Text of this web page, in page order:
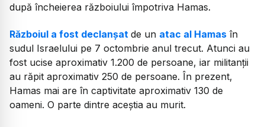
după încheierea războiului împotriva Hamas.
Războiul a fost declanșat de un atac al Hamas în
sudul Israelului pe 7 octombrie anul trecut. Atunci au
fost ucise aproximativ 1.200 de persoane, iar militanții
au răpit aproximativ 250 de persoane. În prezent,
Hamas mai are în captivitate aproximativ 130 de
oameni. O parte dintre aceștia au murit.